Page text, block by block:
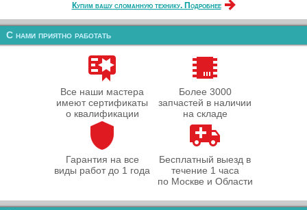
Купим вашу сломанную технику. Подробнее
С нами приятно работать
Все наши мастера
имеют сертификаты
о квалификации
Более 3000
запчастей в наличии
на складе
Гарантия на все
виды работ до 1 года
Бесплатный выезд в
течение 1 часа
по Москве и Области